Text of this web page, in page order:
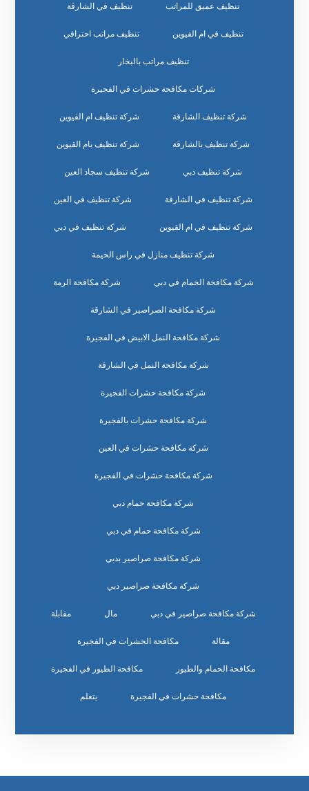
تنظيف عميق للمراتب تنظيف في الشارقة
تنظيف في ام القيوين تنظيف مراتب احترافي
تنظيف مراتب بالبخار
شركات مكافحة حشرات في الفجيرة
شركة تنظيف الشارقة شركة تنظيف ام القيوين
شركة تنظيف بالشارقة شركة تنظيف بام القيوين
شركة تنظيف دبي شركة تنظيف سجاد العين
شركة تنظيف في الشارقة شركة تنظيف في العين
شركة تنظيف في ام القيوين شركة تنظيف في دبي
شركة تنظيف منازل في راس الخيمة
شركة مكافحة الحمام في دبي شركة مكافحة الرمة
شركة مكافحة الصراصير في الشارقة
شركة مكافحة النمل الابيض في الفجيرة
شركة مكافحة النمل في الشارقة
شركة مكافحة حشرات الفجيرة
شركة مكافحة حشرات بالفجيرة
شركة مكافحة حشرات في العين
شركة مكافحة حشرات في الفجيرة
شركة مكافحة حمام دبي
شركة مكافحة حمام في دبي
شركة مكافحة صراصير بدبي
شركة مكافحة صراصير دبي
شركة مكافحة صراصير في دبي مال مقابلة
مقالة مكافحة الحشرات في الفجيرة
مكافحة الحمام والطيور مكافحة الطيور في الفجيرة
مكافحة حشرات في الفجيرة يتعلم